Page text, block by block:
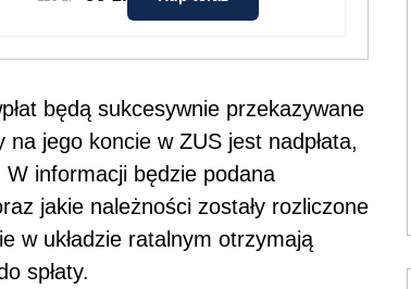
będą sukcesywnie przekazywane
jego koncie w ZUS jest nadpłata,
informacji będzie podana
jakie należności zostały rozliczone
w układzie ratalnym otrzymają
spłaty.